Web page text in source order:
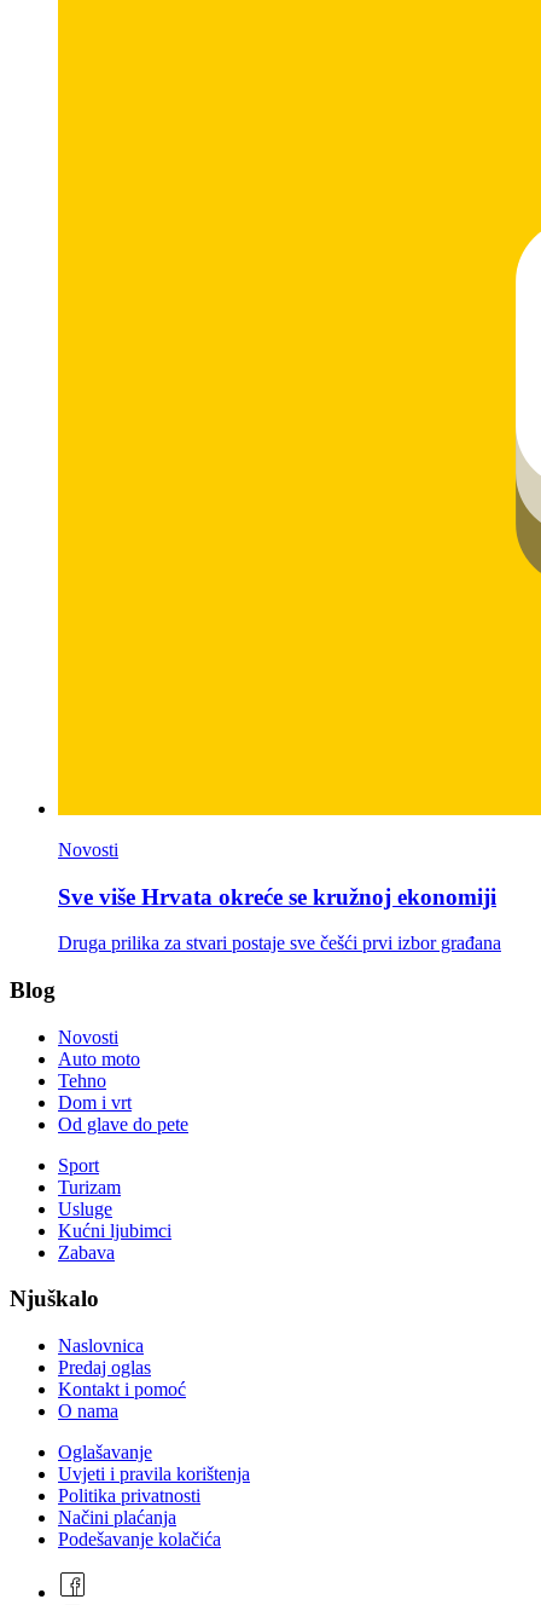
Novosti
Sve više Hrvata okreće se kružnoj ekonomiji
Druga prilika za stvari postaje sve češći prvi izbor građana
Blog
Novosti
Auto moto
Tehno
Dom i vrt
Od glave do pete
Sport
Turizam
Usluge
Kućni ljubimci
Zabava
Njuškalo
Naslovnica
Predaj oglas
Kontakt i pomoć
O nama
Oglašavanje
Uvjeti i pravila korištenja
Politika privatnosti
Načini plaćanja
Podešavanje kolačića